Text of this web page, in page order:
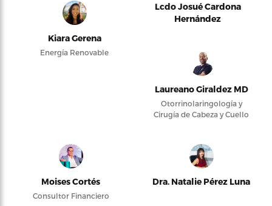
Kiara Gerena
Energía Renovable
Lcdo Josué Cardona
Hernández
Laureano Giraldez MD
Otorrinolaringología y
Cirugía de Cabeza y Cuello
Moises Cortés
Consultor Financiero
Dra. Natalie Pérez Luna